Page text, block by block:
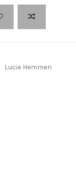
Lucie Hemmen